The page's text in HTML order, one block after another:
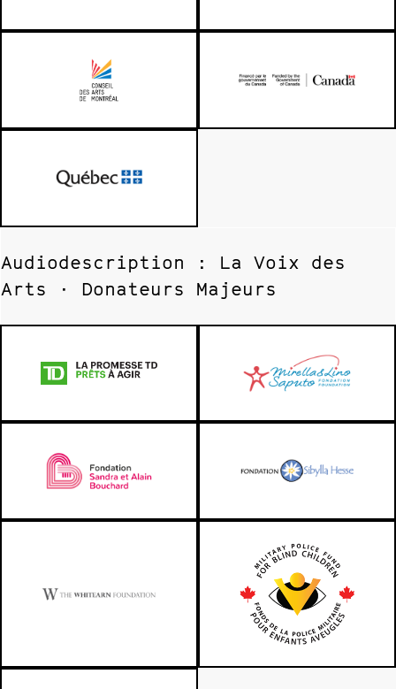
Audiodescription : La Voix des
Arts · Donateurs Majeurs